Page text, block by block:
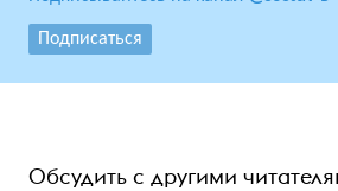
Подписаться
Обсудить с другими